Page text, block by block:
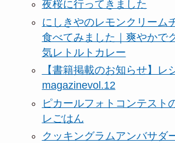
夜桜に行ってきました
にしきやのレモンクリーム
食べてみました｜爽やかで
気レトルトカレー
【書籍掲載のお知らせ】レ
magazinevol.12
ピカールフォトコンテスト
レごはん
クッキングラムアンバサダ